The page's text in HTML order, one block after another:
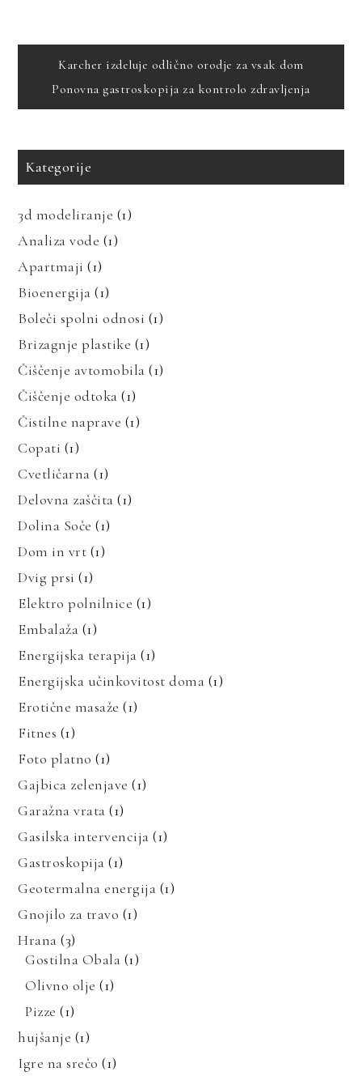
Navigacija
prispevka
Karcher izdeluje odlično orodje za vsak dom
Ponovna gastroskopija za kontrolo zdravljenja
Kategorije
3d modeliranje (1)
Analiza vode (1)
Apartmaji (1)
Bioenergija (1)
Boleči spolni odnosi (1)
Brizagnje plastike (1)
Čiščenje avtomobila (1)
Čiščenje odtoka (1)
Čistilne naprave (1)
Copati (1)
Cvetličarna (1)
Delovna zaščita (1)
Dolina Soče (1)
Dom in vrt (1)
Dvig prsi (1)
Elektro polnilnice (1)
Embalaža (1)
Energijska terapija (1)
Energijska učinkovitost doma (1)
Erotične masaže (1)
Fitnes (1)
Foto platno (1)
Gajbica zelenjave (1)
Garažna vrata (1)
Gasilska intervencija (1)
Gastroskopija (1)
Geotermalna energija (1)
Gnojilo za travo (1)
Hrana (3)
Gostilna Obala (1)
Olivno olje (1)
Pizze (1)
hujšanje (1)
Igre na srečo (1)